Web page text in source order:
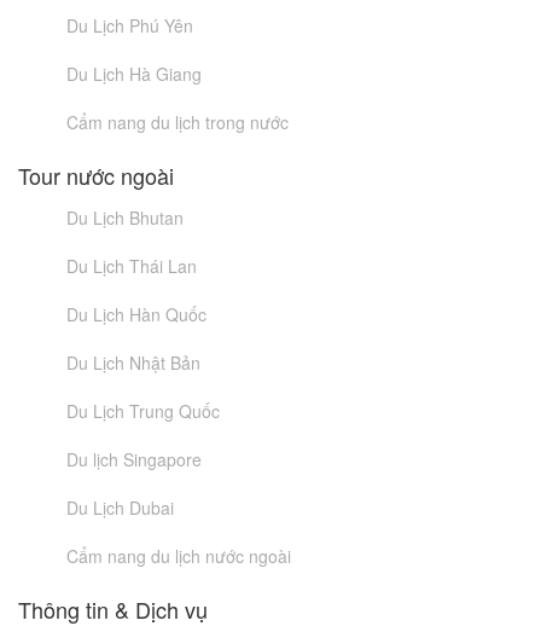
Du Lịch Phú Yên
Du Lịch Hà Giang
Cẩm nang du lịch trong nước
Tour nước ngoài
Du Lịch Bhutan
Du Lịch Thái Lan
Du Lịch Hàn Quốc
Du Lịch Nhật Bản
Du Lịch Trung Quốc
Du lịch Singapore
Du Lịch Dubai
Cẩm nang du lịch nước ngoài
Thông tin & Dịch vụ